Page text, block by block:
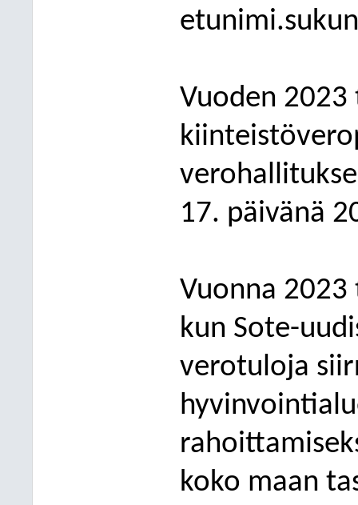
Vuoden
17. päivänä
Vuonna
kun Sote-
verotuloja
koko maan